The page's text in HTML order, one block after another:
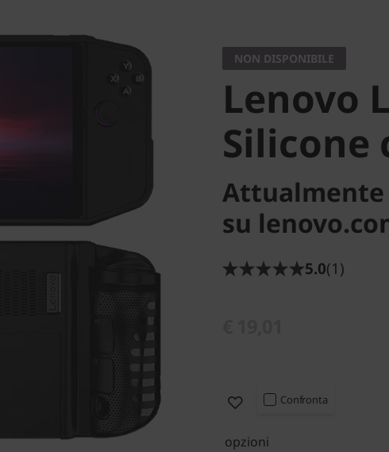
NON DISPONIBILE
Lenovo
Silicone
su
5.0(1)
Confronta
opzioni